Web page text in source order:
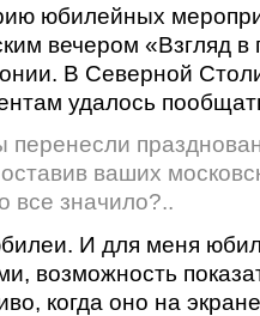
юбилейных
вечером «Взгляд
В Северной
удалось
перенесли
ваших
все значило?..
И для меня
возможность
когда оно на